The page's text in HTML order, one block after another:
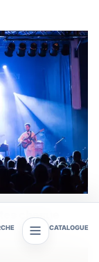
chaque
CATALOGUE